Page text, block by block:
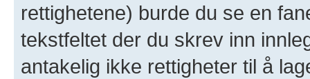
rettighetene) burde du se en
tekstfeltet der du skrev inn
antakelig ikke rettigheter til å